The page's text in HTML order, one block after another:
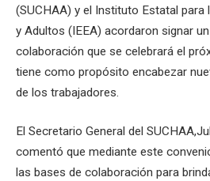
(SUCHAA) y el Instituto Estatal para
y Adultos (IEEA) acordaron signar
colaboración que se celebrará el
tiene como propósito encabezar
de los trabajadores.
El Secretario General del
comentó que mediante este
las bases de colaboración para